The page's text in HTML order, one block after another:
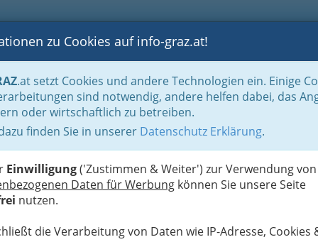
BLOGS FOTOS GASTRONOMIE BRANCHEN
zu Cookies auf info-graz.at!
.at setzt Cookies und andere Technologien ein. Einige
sind notwendig, andere helfen dabei, das
oder wirtschaftlich zu betreiben.
finden Sie in unserer Datenschutz Erklärung.
Einwilligung('Zustimmen & Weiter') zur Verwendung von
Daten für Werbung können Sie unsere Seite
nutzen.
die Verarbeitung von Daten wie IP-Adresse, Cookies
Der Handel nach WKO-Gliederung
Versicherungsagent Graz und Umgebung
Gewerbe